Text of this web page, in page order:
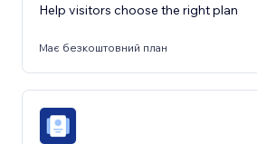
Help visitors choose the right plan
Має безкоштовний план